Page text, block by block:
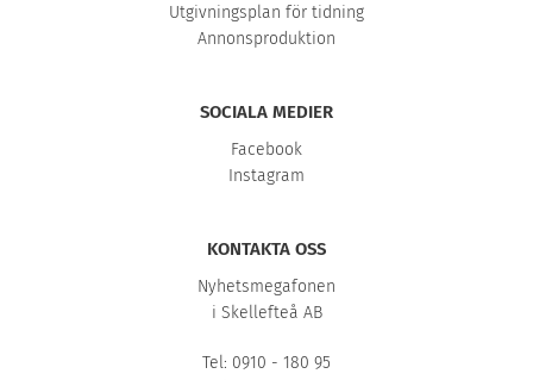
Utgivningsplan för tidning
Annonsproduktion
SOCIALA MEDIER
Facebook
Instagram
KONTAKTA OSS
Nyhetsmegafonen
i Skellefteå AB
Tel: 0910 - 180 95